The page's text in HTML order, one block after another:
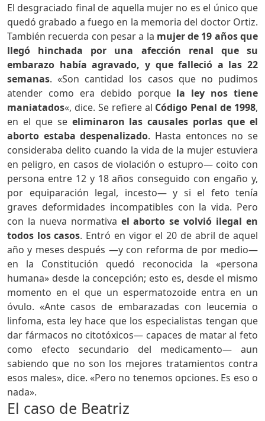
El desgraciado final de aquella mujer no es el único que
quedó grabado a fuego en la memoria del doctor Ortiz.
También recuerda con pesar a la mujer de 19 años que
llegó hinchada por una afección renal que su
embarazo había agravado, y que falleció a las 22
semanas. «Son cantidad los casos que no pudimos
atender como era debido porque la ley nos tiene
maniatados«, dice. Se refiere al Código Penal de 1998,
en el que se eliminaron las causales porlas que el
aborto estaba despenalizado. Hasta entonces no se
consideraba delito cuando la vida de la mujer estuviera
en peligro, en casos de violación o estupro— coito con
persona entre 12 y 18 años conseguido con engaño y,
por equiparación legal, incesto— y si el feto tenía
graves deformidades incompatibles con la vida. Pero
con la nueva normativa el aborto se volvió ilegal en
todos los casos. Entró en vigor el 20 de abril de aquel
año y meses después —y con reforma de por medio—
en la Constitución quedó reconocida la «persona
humana» desde la concepción; esto es, desde el mismo
momento en el que un espermatozoide entra en un
óvulo. «Ante casos de embarazadas con leucemia o
linfoma, esta ley hace que los especialistas tengan que
dar fármacos no citotóxicos— capaces de matar al feto
como efecto secundario del medicamento— aun
sabiendo que no son los mejores tratamientos contra
esos males», dice. «Pero no tenemos opciones. Es eso o
nada».
El caso de Beatriz